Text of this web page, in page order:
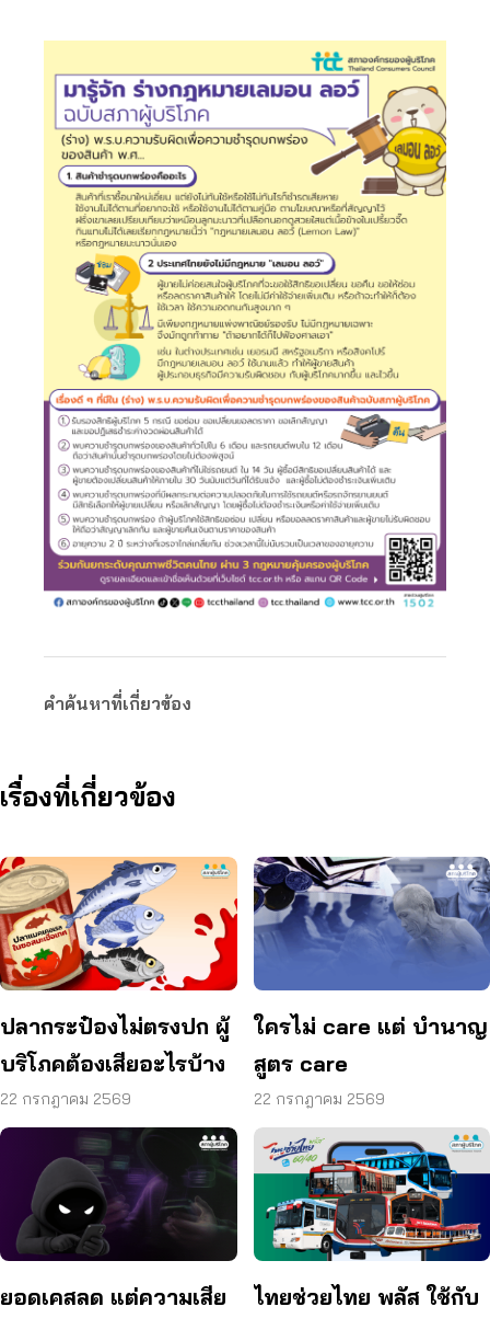
คำค้นหาที่เกี่ยวข้อง
เรื่องที่เกี่ยวข้อง
ปลากระป๋องไม่ตรงปก ผู้
บริโภคต้องเสียอะไรบ้าง
22 กรกฎาคม 2569
ใครไม่ care แต่ บำนาญ
สูตร care
22 กรกฎาคม 2569
ยอดเคสลด แต่ความเสีย
ไทยช่วยไทย พลัส ใช้กับ